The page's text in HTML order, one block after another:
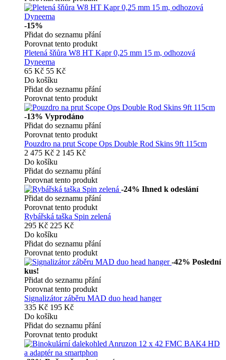
-15%
Přidat do seznamu přání
Porovnat tento produkt
Pletená šňůra W8 HT Kapr 0,25 mm 15 m, odhozová
Dyneema
65 Kč 55 Kč
Do košíku
Přidat do seznamu přání
Porovnat tento produkt
-13% Vyprodáno
Přidat do seznamu přání
Porovnat tento produkt
Pouzdro na prut Scope Ops Double Rod Skins 9ft 115cm
2 475 Kč 2 145 Kč
Do košíku
Přidat do seznamu přání
Porovnat tento produkt
-24% Ihned k odeslání
Přidat do seznamu přání
Porovnat tento produkt
Rybářská taška Spin zelená
295 Kč 225 Kč
Do košíku
Přidat do seznamu přání
Porovnat tento produkt
-42% Poslední
kus!
Přidat do seznamu přání
Porovnat tento produkt
Signalizátor záběru MAD duo head hanger
335 Kč 195 Kč
Do košíku
Přidat do seznamu přání
Porovnat tento produkt